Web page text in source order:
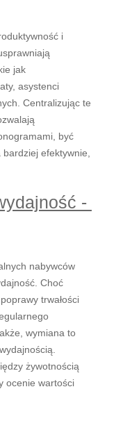
i
jak
asystenci
Centralizując te
być
efektywnie,
-
nabywców
Choć
trwałości
wymiana to
żywotnością
ocenie wartości